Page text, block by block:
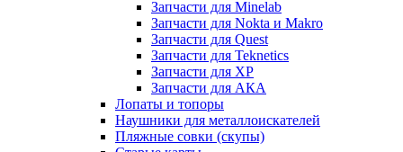
Запчасти для Minelab
Запчасти для Nokta и Makro
Запчасти для Quest
Запчасти для Teknetics
Запчасти для XP
Запчасти для АКА
Лопаты и топоры
Наушники для металлоискателей
Пляжные совки (скупы)